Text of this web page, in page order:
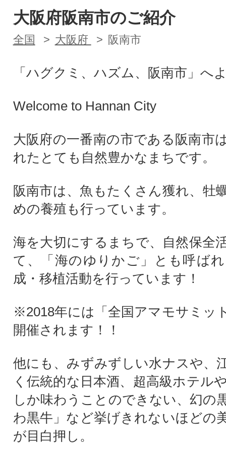
大阪府阪南市のご紹介
全国 大阪府 阪南市
「ハグクミ、ハズム、阪南市」へ
Welcome to Hannan City
大阪府の一番南の市である阪南市
れたとても自然豊かなまちです。
阪南市は、魚もたくさん獲れ、牡
めの養殖も行っています。
海を大切にするまちで、自然保全
て、「海のゆりかご」とも呼ば
成・移植活動を行っています！
※2018年には「全国アマモサミッ
開催されます！！
他にも、みずみずしい水ナスや、
く伝統的な日本酒、超高級ホテル
しか味わうことのできない、幻の
わ黒牛」など挙げきれないほどの
が目白押し。